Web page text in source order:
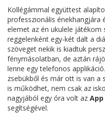
Kollégámmal együttest
professzionális énekhangjára
elemet az én ukulele játékom
reggelenként egy-két dalt a
szöveget nekik is kiadtuk
fénymásolatban, de aztán
lenne egy telefonos
zsebükből és már ott is van a
is működhet, nem csak az
nagyjából egy óra volt az
segítségével.